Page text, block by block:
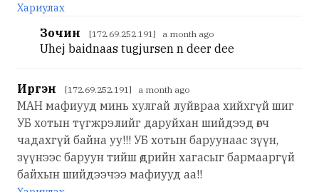
Хариулах
Зочин [172.69.252.191] a month ago
Uhej baidnaas tugjursen n deer dee
Иргэн [172.69.252.191] a month ago
МАН мафиууд минь хулгай луйвраа хийхгүй шиг
УБ хотын түгжрэлийг даруйхан шийдээд өгч
чадахгүй байна уу!!! УБ хотын баруунаас зүүн,
зүүнээс баруун тийш өдрийн хагасыг бармааргүй
байхын шийдээчээ мафиууд аа!!